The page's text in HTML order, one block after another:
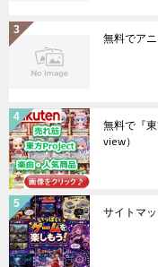
無料でア
無料で『
view）
サイトマ